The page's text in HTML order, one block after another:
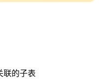
联的子表